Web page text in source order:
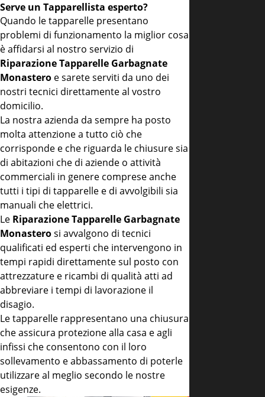
Serve un Tapparellista esperto?
Quando le tapparelle presentano
problemi di funzionamento la miglior cosa
è affidarsi al nostro servizio di
Riparazione Tapparelle Garbagnate
Monastero e sarete serviti da uno dei
nostri tecnici direttamente al vostro
domicilio.
La nostra azienda da sempre ha posto
molta attenzione a tutto ciò che
corrisponde e che riguarda le chiusure sia
di abitazioni che di aziende o attività
commerciali in genere comprese anche
tutti i tipi di tapparelle e di avvolgibili sia
manuali che elettrici.
Le Riparazione Tapparelle Garbagnate
Monasterosi avvalgono di tecnici
qualificati ed esperti che intervengono in
tempi rapidi direttamente sul posto con
attrezzature e ricambi di qualità atti ad
abbreviare i tempi di lavorazione il
disagio.
Le tapparelle rappresentano una chiusura
che assicura protezione alla casa e agli
infissi che consentono con il loro
sollevamento e abbassamento di poterle
utilizzare al meglio secondo le nostre
esigenze.